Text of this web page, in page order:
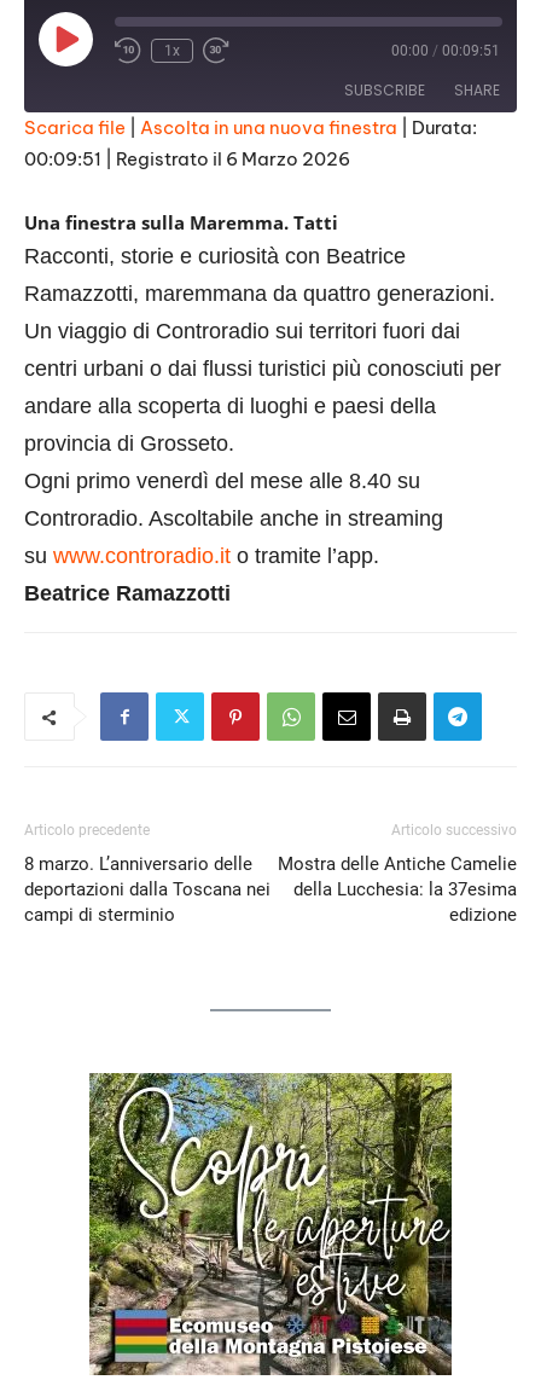
Play
Episode
1x 00:00 / 00:09:51
SUBSCRIBE SHARE
SHARE
LINK
EMBED
Scarica file Ascolta in una nuova finestra
Durata:
00:09:51
Registrato il 6 Marzo 2026
Una finestra sulla Maremma. Tatti
Racconti, storie e curiosità con Beatrice
Ramazzotti, maremmana da quattro generazioni.
Un viaggio di Controradio sui territori fuori dai
centri urbani o dai flussi turistici più conosciuti per
andare alla scoperta di luoghi e paesi della
provincia di Grosseto.
Ogni primo venerdì del mese alle 8.40 su
Controradio. Ascoltabile anche in streaming
su www.controradio.it o tramite l’app.
Beatrice Ramazzotti
Articolo precedente
8 marzo. L’anniversario delle
deportazioni dalla Toscana nei
campi di sterminio
Articolo successivo
Mostra delle Antiche Camelie
della Lucchesia: la 37esima
edizione